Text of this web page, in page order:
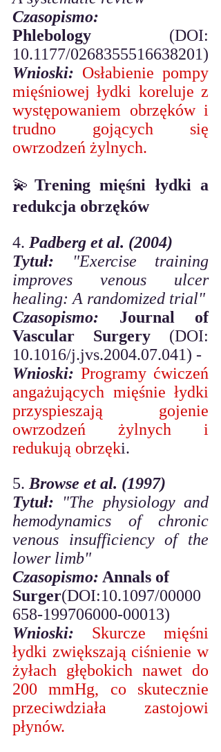
Czasopismo:
Phlebology (DOI:
10.1177/0268355516638201)
Wnioski: Osłabienie pompy
mięśniowej łydki koreluje z
występowaniem obrzęków i
trudno gojących się
owrzodzeń żylnych.
💫 Trening mięśni łydki a
redukcja obrzęków
4. Padberg et al. (2004)
Tytuł:
"Exercise training
improves venous ulcer
healing: A randomized trial"
Czasopismo: Journal of
Vascular Surgery (DOI:
10.1016/j.jvs.2004.07.041) -
Wnioski: Programy ćwiczeń
angażujących mięśnie łydki
przyspieszają gojenie
owrzodzeń żylnych i
redukują obrzęki.
5. Browse et al. (1997)
Tytuł:
"The physiology and
hemodynamics of chronic
venous insufficiency of the
lower limb"
Czasopismo: Annals of
Surger(DOI:10.1097/00000
658-199706000-00013)
Wnioski:
Skurcze mięśni
łydki zwiększają ciśnienie w
żyłach głębokich nawet do
200 mmHg, co skutecznie
przeciwdziała zastojowi
płynów.